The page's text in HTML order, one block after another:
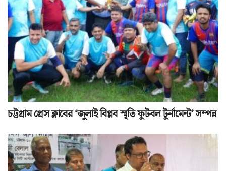
চট্টগ্রাম প্রেস ক্লাবের ‘জুলাই বিপ্লব স্মৃতি ফুটবল টুর্নামেন্ট’ সম্পন্ন